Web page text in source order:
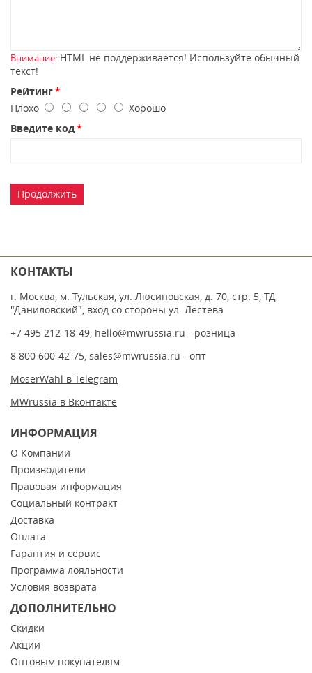
Внимание: HTML не поддерживается! Используйте обычный
текст!
Рейтинг
Плохо
Хорошо
Введите код
Продолжить
КОНТАКТЫ
г. Москва, м. Тульская, ул. Люсиновская, д. 70, стр. 5, ТД
"Даниловский", вход со стороны ул. Лестева
+7 495 212-18-49, hello@mwrussia.ru - розница
8 800 600-42-75, sales@mwrussia.ru - опт
MoserWahl в Telegram
MWrussia в Вконтакте
ИНФОРМАЦИЯ
О Компании
Производители
Правовая информация
Социальный контракт
Доставка
Оплата
Гарантия и сервис
Программа лояльности
Условия возврата
ДОПОЛНИТЕЛЬНО
Скидки
Акции
Оптовым покупателям